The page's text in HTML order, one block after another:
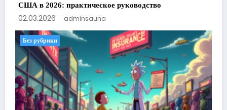
США в 2026: практическое руководство
02.03.2026 adminsauna
Без рубрики